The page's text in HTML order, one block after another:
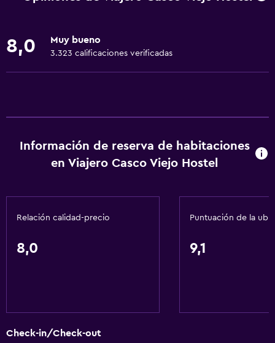
Toallas
Aire acondicionado
Toallas/ropa de cama (cargo adicional)
Servicios y facilidades
Minimercado en las instalaciones
8,0 Muy bueno
3.323 calificaciones verificadas
Información de reserva de habitaciones
en Viajero Casco Viejo Hostel
Relación calidad-precio
8,0
Puntuación de la
9,1
Check-in/Check-out